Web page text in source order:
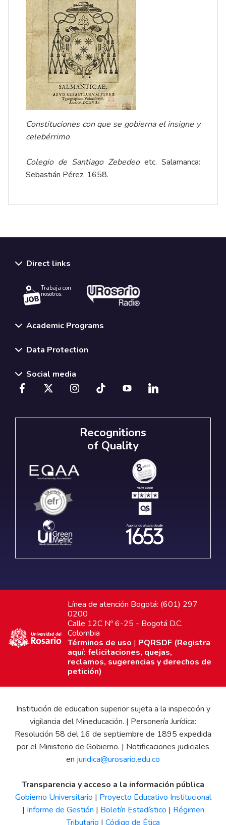
Constituciones con que se gobierna el insigne y
celebérrimo
Colegio de Santiago Zebedeoetc. Salamanca:
Sebastián Pérez, 1658.
Direct links
Trabaja con
nosotros.
Academic Programs
Data Protection
Social media
Recognitions
of Quality
Línea de atención Bogotá: (601) 297
0200
Calle 12C Nº 6-25 - Bogotá D.C.
Colombia
Términos de uso | PQRSDF (Registra
aquí: felicitaciones, quejas,
reclamos, sugerencias y derechos de
petición)
Institución de education superior sujeta a la inspección y
vigilancia del Mineducación. | Personería Jurídica:
Resolución 58 del 16 de septiembre de 1895 expedida
por el Ministerio de Gobierno. | Notificaciones judiciales
en juridica@urosario.edu.co
Transparencia y acceso a la información pública
Gobierno Universitario | Proyecto Educativo Institucional
| Informe de Gestión | Boletín Estadístico | Régimen
Tributario | Código de Ética